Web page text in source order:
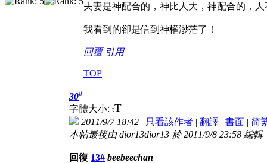
夫妻是神配合的，神比人大，神配合的，
我看到的卻是信到神權渺茫了！
回覆 引用
TOP
30#
字體大小: tT
2011/9/7 18:42 | 只看該作者 | 翻譯 | 書面 | 简
本帖最後由 dior13dior13 於 2011/9/8 23:58 編輯
回復 13# beebeechan